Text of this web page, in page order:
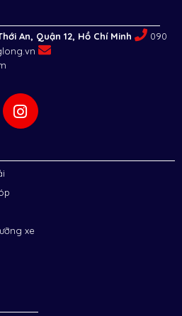
An, Quận 12, Hồ Chí Minh
090
xe